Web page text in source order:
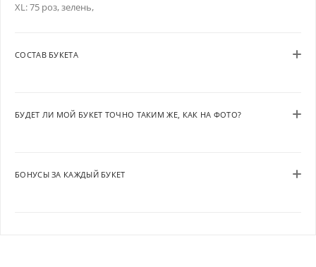
XL: 75 роз, зелень,
СОСТАВ БУКЕТА
БУДЕТ ЛИ МОЙ БУКЕТ ТОЧНО ТАКИМ ЖЕ, КАК НА ФОТО?
БОНУСЫ ЗА КАЖДЫЙ БУКЕТ